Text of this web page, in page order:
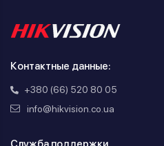
Контактные данные:
+380 (66) 520 80 05
info@hikvision.co.ua